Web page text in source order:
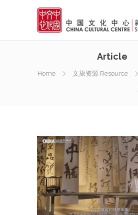
Article
Home 文旅资源 Resource